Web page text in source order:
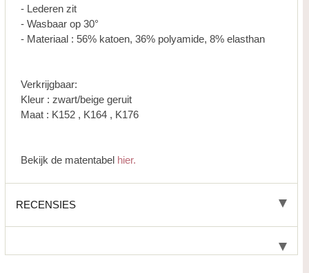
- Lederen zit
- Wasbaar op 30°
- Materiaal : 56% katoen, 36% polyamide, 8% elasthan
Verkrijgbaar:
Kleur : zwart/beige geruit
Maat : K152 , K164 , K176
Bekijk de matentabel hier.
RECENSIES